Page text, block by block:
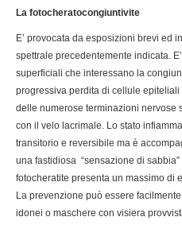
La fotocheratocongiuntivite
E’ provocata da esposizioni brevi ed
spettrale precedentemente indicata.
superficiali che interessano la
progressiva perdita di cellule
delle numerose terminazioni nervose
con il velo lacrimale. Lo stato
transitorio e reversibile ma è
una fastidiosa “sensazione di
fotocheratite presenta un massimo di
La prevenzione può essere
idonei o maschere con visiera